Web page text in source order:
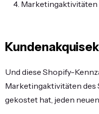
Marketingaktivitäten
Und diese Shopify-
Marketingaktivitäten des
gekostet hat, jeden